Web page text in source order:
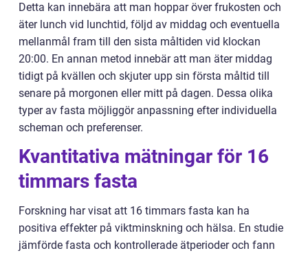
Detta kan innebära att man hoppar över frukosten och
äter lunch vid lunchtid, följd av middag och eventuella
mellanmål fram till den sista måltiden vid klockan
20:00. En annan metod innebär att man äter middag
tidigt på kvällen och skjuter upp sin första måltid till
senare på morgonen eller mitt på dagen. Dessa olika
typer av fasta möjliggör anpassning efter individuella
scheman och preferenser.
Kvantitativa mätningar för 16
timmars fasta
Forskning har visat att 16 timmars fasta kan ha
positiva effekter på viktminskning och hälsa. En studie
jämförde fasta och kontrollerade ätperioder och fann